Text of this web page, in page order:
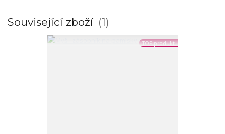
Související zboží 1
TOP produkt